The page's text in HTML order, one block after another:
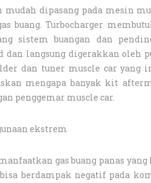
mudah dipasang pada mesin
buang. Turbocharger
sistem buangan dan
langsung digerakkan oleh
dan tuner muscle car yang
mengapa banyak kit
penggemar muscle car.
ekstrem
gas buang panas
berdampak negatif pada